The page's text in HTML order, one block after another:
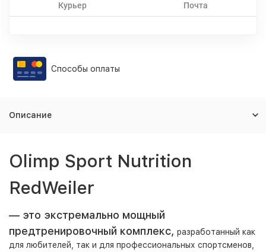
Курьер Почта
Способы оплаты
Описание
Olimp Sport Nutrition
RedWeiler
— это экстремально мощный
предтренировочный комплекс, разработанный как
для любителей, так и для профессиональных спортсменов,